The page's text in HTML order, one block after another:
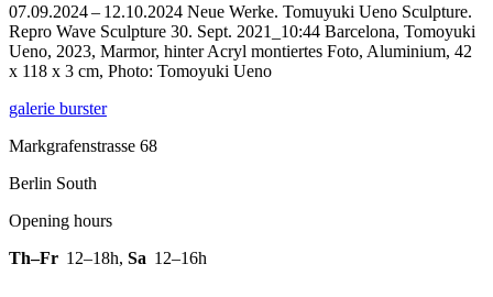
07.09.2024 – 12.10.2024 Neue Werke. Tomuyuki Ueno Sculpture.
Repro Wave Sculpture 30. Sept. 2021_10:44 Barcelona, Tomoyuki
Ueno, 2023, Marmor, hinter Acryl montiertes Foto, Aluminium, 42
x 118 x 3 cm, Photo: Tomoyuki Ueno
galerie burster
Markgrafenstrasse 68
Berlin South
Opening hours
Th–Fr 12–18h, Sa 12–16h